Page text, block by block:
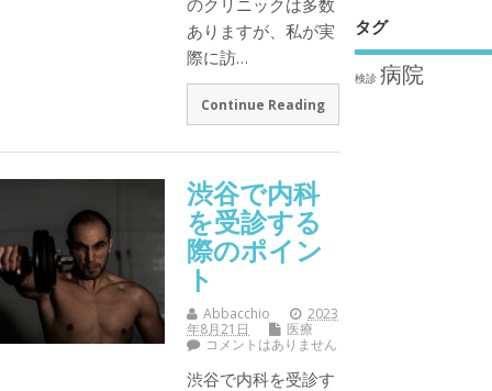
のクリニックは多数
ありますが、私が実
際に訪…
Continue Reading
渋谷で内科
を受診する
際のポイン
ト
Abbacchio
2023
年8月21日
医療
コメントはありません
渋谷で内科を受診す
タグ
検診 病院